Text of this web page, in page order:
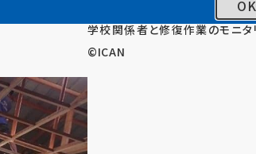
学校関係者と修復作業のモニタ
©ICAN
OK